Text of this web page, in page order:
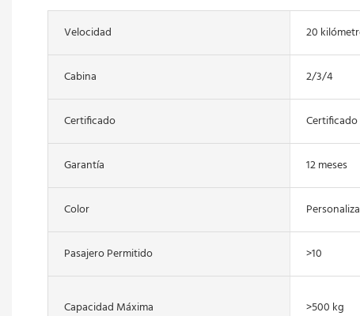
Velocidad 20
Cabina 2/3/4
Certificado Certificado
Garantía 12 meses
Color
Pasajero Permitido >10
Capacidad Máxima >500 kg